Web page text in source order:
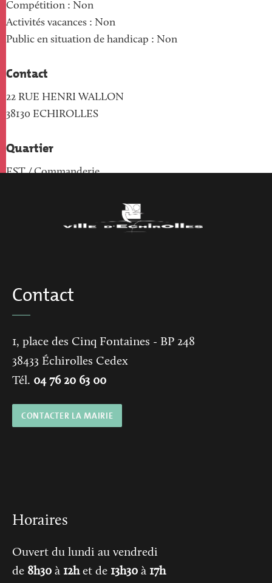
Compétition : Non
Activités vacances : Non
Public en situation de handicap : Non
Contact
22 RUE HENRI WALLON
38130 ECHIROLLES
Quartier
EST / Commanderie
Contact
1, place des Cinq Fontaines - BP 248
38433 Échirolles Cedex
Tél. 04 76 20 63 00
CONTACTER LA MAIRIE
Horaires
Ouvert du lundi au vendredi
de 8h30 à 12het de 13h30 à 17h